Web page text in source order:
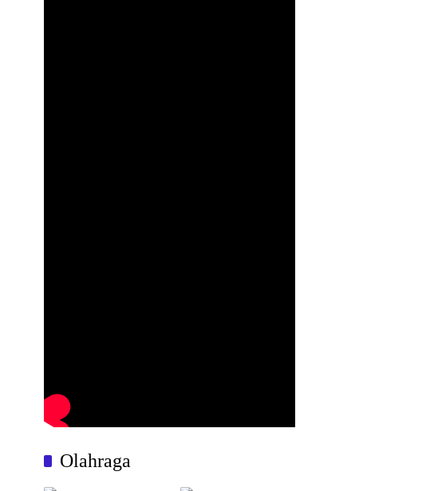
Olahraga